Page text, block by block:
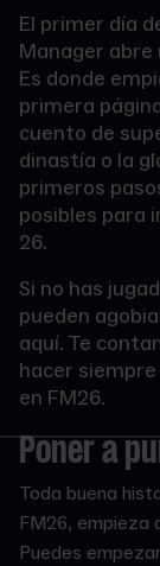
El primer día
Manager abre
Es donde
primera
cuento de
dinastía o la
primeros
posibles para
26.
Si no has
pueden
aquí. Te
hacer
en FM26.
Poner a
Toda buena
FM26, empieza
Puedes